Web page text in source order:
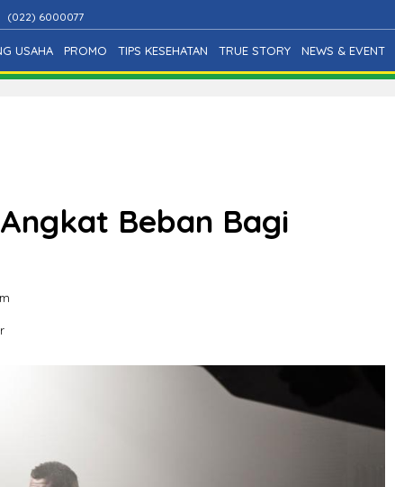
(022) 6000077
USAHA PROMO TIPS KESEHATAN TRUE STORY NEWS & EVENT
Beban Bagi